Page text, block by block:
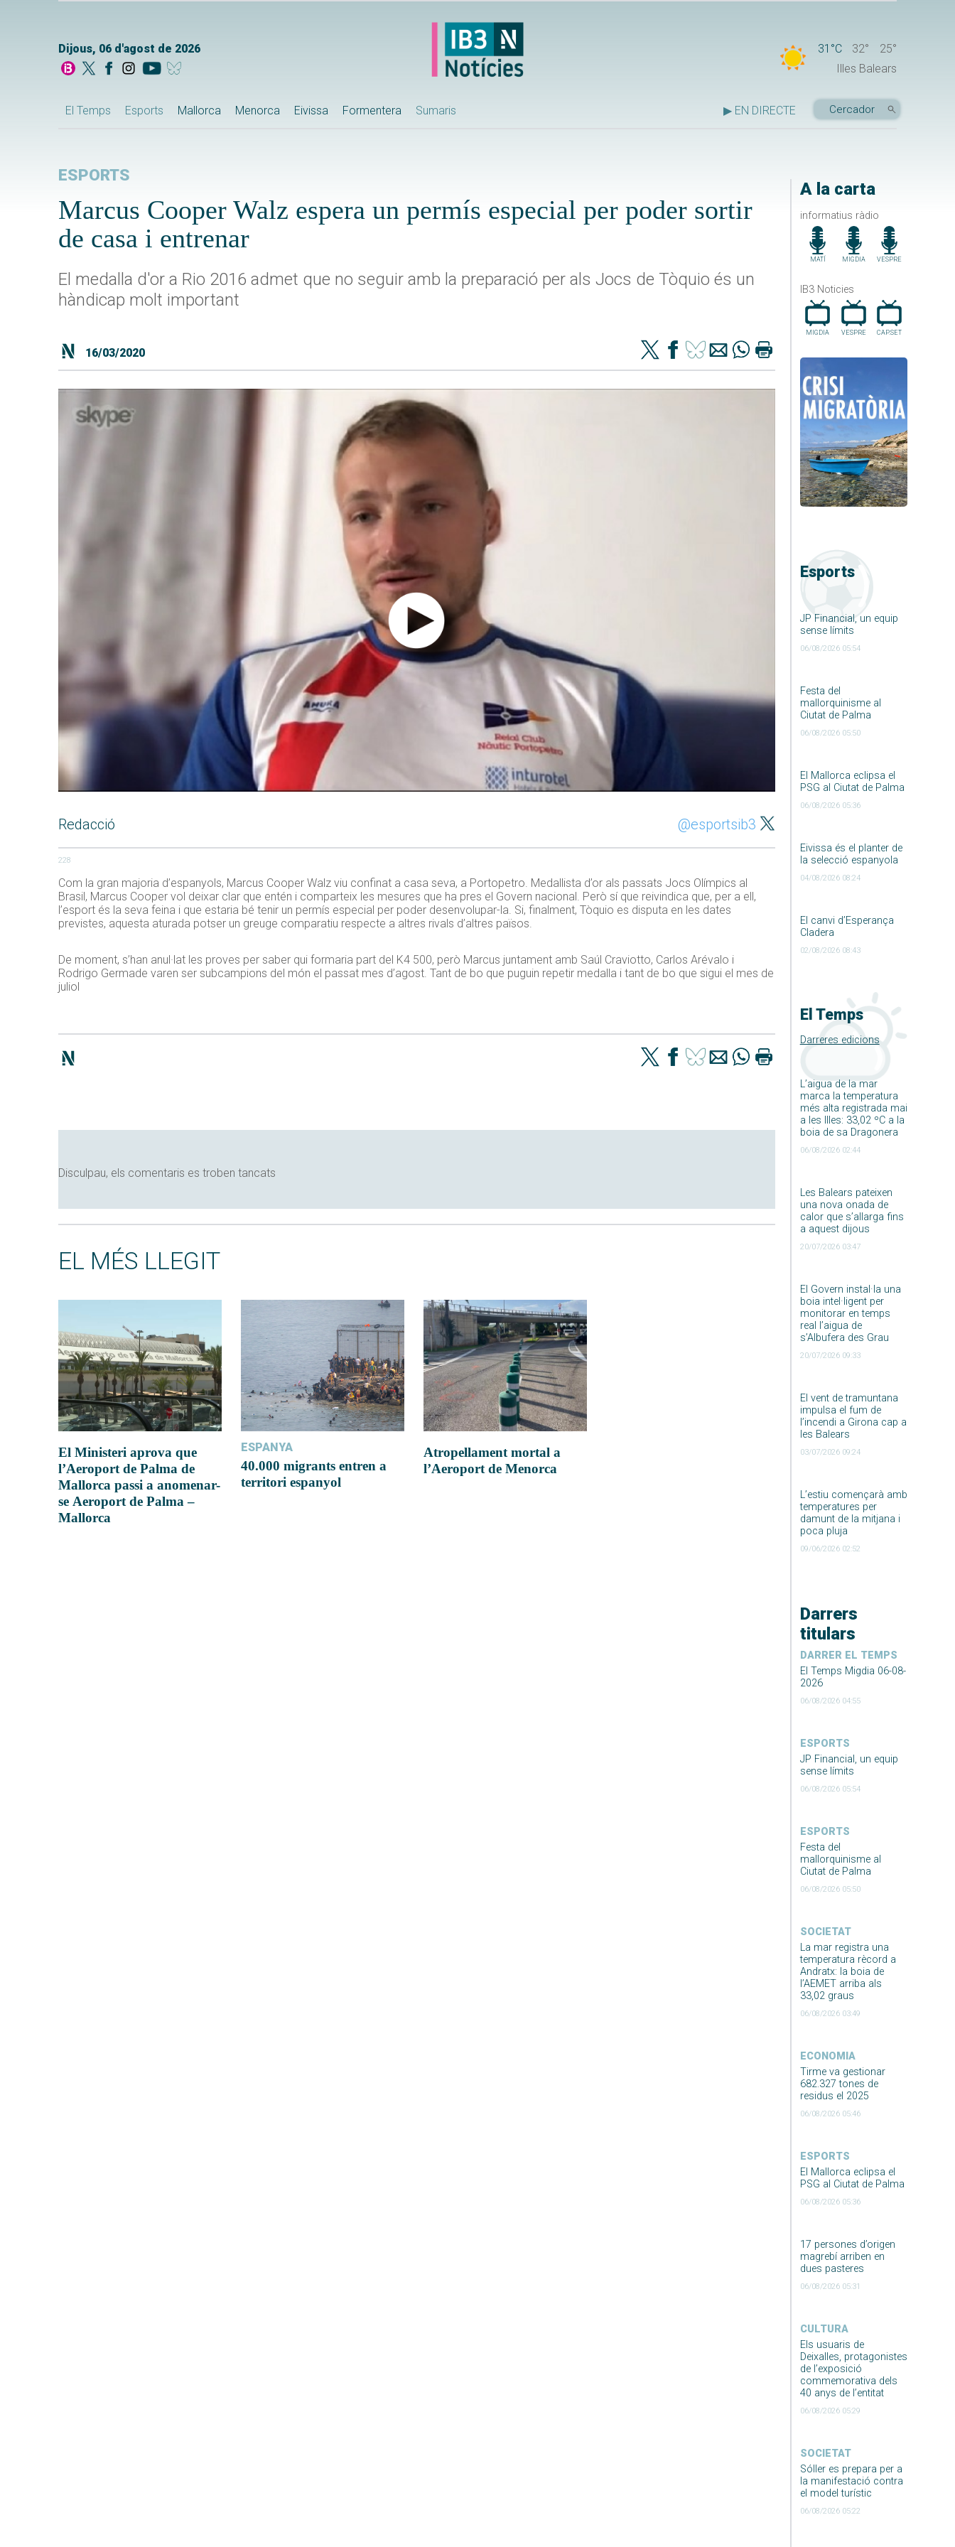
Dijous, 06 d'agost de 2026 31°C 32°
25°
Illes Balears
El Temps Esports Mallorca Menorca Eivissa Formentera Sumaris ▶ EN DIRECTE
A la carta
informatius ràdio
MATÍ MIGDIA VESPRE
IB3 Noticies
MIGDIA VESPRE CAP.SET
Esports
JP Financial, un equip
sense límits
06/08/2026 05:54
Festa del
mallorquinisme al
Ciutat de Palma
06/08/2026 05:50
El Mallorca eclipsa el
PSG al Ciutat de Palma
06/08/2026 05:36
Eivissa és el planter de
la selecció espanyola
04/08/2026 08:24
El canvi d’Esperança
Cladera
02/08/2026 08:43
El Temps
Darreres edicions
L’aigua de la mar
marca la temperatura
més alta registrada mai
a les Illes: 33,02 ºC a la
boia de sa Dragonera
06/08/2026 02:44
Les Balears pateixen
una nova onada de
calor que s’allarga fins
a aquest dijous
20/07/2026 03:47
El Govern instal·la una
boia intel·ligent per
monitorar en temps
real l’aigua de
s’Albufera des Grau
20/07/2026 09:33
El vent de tramuntana
impulsa el fum de
l’incendi a Girona cap a
les Balears
03/07/2026 09:24
L’estiu començarà amb
temperatures per
damunt de la mitjana i
poca pluja
09/06/2026 02:52
Darrers
titulars
DARRER EL TEMPS
El Temps Migdia 06-08-
2026
06/08/2026 04:55
ESPORTS
JP Financial, un equip
sense límits
06/08/2026 05:54
ESPORTS
Festa del
mallorquinisme al
Ciutat de Palma
06/08/2026 05:50
SOCIETAT
La mar registra una
temperatura rècord a
Andratx: la boia de
l’AEMET arriba als
33,02 graus
06/08/2026 03:49
ECONOMIA
Tirme va gestionar
682.327 tones de
residus el 2025
06/08/2026 05:46
ESPORTS
El Mallorca eclipsa el
PSG al Ciutat de Palma
06/08/2026 05:36
17 persones d’origen
magrebí arriben en
dues pasteres
06/08/2026 05:31
CULTURA
Els usuaris de
Deixalles, protagonistes
de l’exposició
commemorativa dels
40 anys de l’entitat
06/08/2026 05:29
SOCIETAT
Sóller es prepara per a
la manifestació contra
el model turístic
06/08/2026 05:22
ESPORTS
Marcus Cooper Walz espera un permís especial per poder sortir
de casa i entrenar
El medalla d'or a Rio 2016 admet que no seguir amb la preparació per als Jocs de Tòquio és un
hàndicap molt important
16/03/2020
Redacció @esportsib3
228
Com la gran majoria d’espanyols, Marcus Cooper Walz viu confinat a casa seva, a Portopetro. Medallista d’or als passats Jocs Olímpics al
Brasil, Marcus Cooper vol deixar clar que entén i comparteix les mesures que ha pres el Govern nacional. Però sí que reivindica que, per a ell,
l’esport és la seva feina i que estaria bé tenir un permís especial per poder desenvolupar-la. Si, finalment, Tòquio es disputa en les dates
previstes, aquesta aturada potser un greuge comparatiu respecte a altres rivals d’altres països.
De moment, s’han anul·lat les proves per saber qui formaria part del K4 500, però Marcus juntament amb Saúl Craviotto, Carlos Arévalo i
Rodrigo Germade varen ser subcampions del món el passat mes d’agost. Tant de bo que puguin repetir medalla i tant de bo que sigui el mes de
juliol
Disculpau, els comentaris es troben tancats
EL MÉS LLEGIT
El Ministeri aprova que
l’Aeroport de Palma de
Mallorca passi a anomenar-
se Aeroport de Palma –
Mallorca
ESPANYA
40.000 migrants entren a
territori espanyol
Atropellament mortal a
l’Aeroport de Menorca